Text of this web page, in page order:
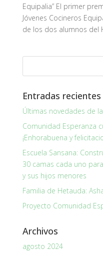
Equipalia” El primer
Jóvenes Cocineros
de los dos alumnos del
Entradas recientes
Últimas novedades de
Comunidad Esperanza
¡Enhorabuena y
Escuela Sansana:
30 camas cada uno
y sus hijos menores
Familia de Hetauda:
Proyecto Comunidad
Archivos
agosto 2024